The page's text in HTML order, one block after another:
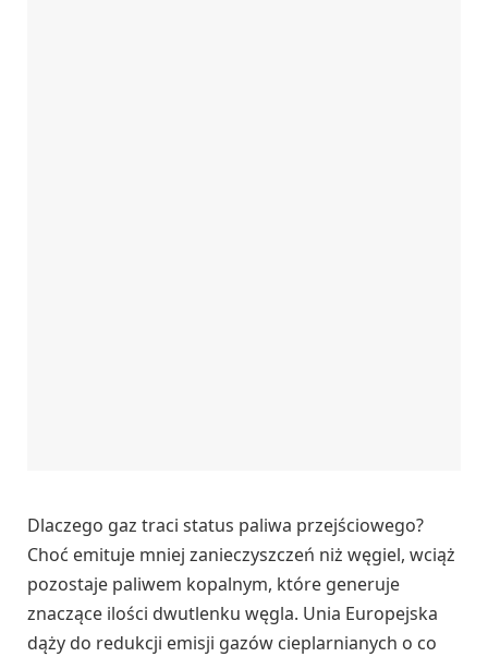
Dlaczego gaz traci status paliwa przejściowego?
Choć emituje mniej zanieczyszczeń niż węgiel, wciąż
pozostaje paliwem kopalnym, które generuje
znaczące ilości dwutlenku węgla. Unia Europejska
dąży do redukcji emisji gazów cieplarnianych o co